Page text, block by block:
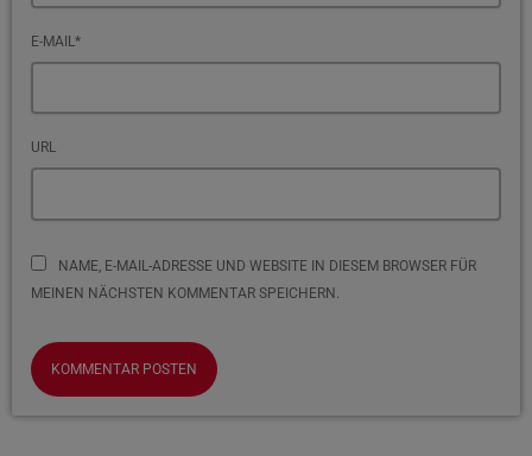
E-MAIL*
URL
NAME, E-MAIL-ADRESSE UND WEBSITE IN DIESEM BROWSER FÜR
MEINEN NÄCHSTEN KOMMENTAR SPEICHERN.